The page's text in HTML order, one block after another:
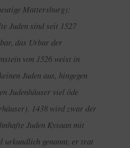
Mattersburg):
Juden sind seit 1527
das Urbar der
von 1526 weist in
Juden aus, hingegen
Judenhäuser viel öde
1438 wird zwar der
Juden Kysaan mit
urkundlich genannt, er trat